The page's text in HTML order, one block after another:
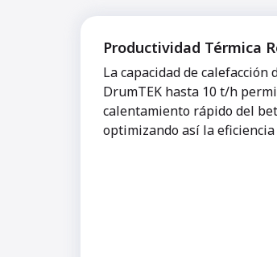
Productividad Térmica
La capacidad de calefacción
DrumTEK hasta 10 t/h
calentamiento rápido del
optimizando así la eficiencia